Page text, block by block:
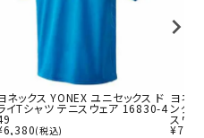
ネックス YONEX ユニセックス ド
イTシャツ テニスウェア 16830-4
6,380(税込)
ヨネ
ング
スウ
¥